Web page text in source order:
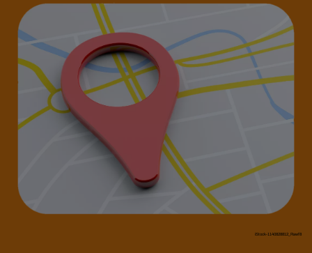
iStock-1140828812_Rawf8